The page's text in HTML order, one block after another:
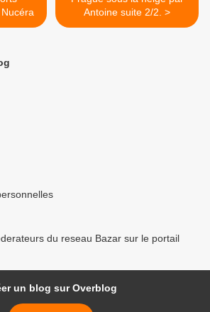
Antoine suite 2/2. >
du reseau Bazar sur le portail
un blog sur Overblog